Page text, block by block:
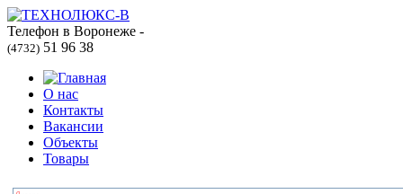
Телефон в Воронеже -
(4732) 51 96 38
О нас
Контакты
Вакансии
Объекты
Товары